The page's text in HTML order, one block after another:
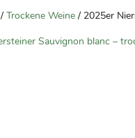
/Trockene Weine / 2025er